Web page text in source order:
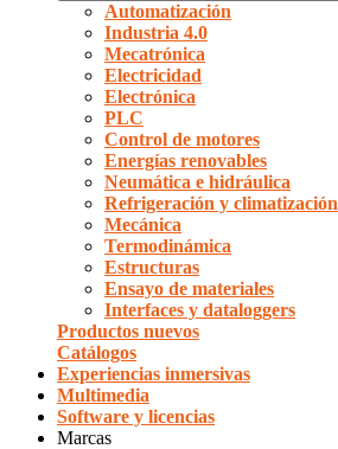
Automatización
Industria 4.0
Mecatrónica
Electricidad
Electrónica
PLC
Control de motores
Energías renovables
Neumática e hidráulica
Refrigeración y climatización
Mecánica
Termodinámica
Estructuras
Ensayo de materiales
Interfaces y dataloggers
Productos nuevos
Catálogos
Experiencias inmersivas
Multimedia
Software y licencias
Marcas